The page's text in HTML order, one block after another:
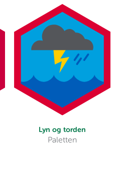
Lyn og torden
Paletten